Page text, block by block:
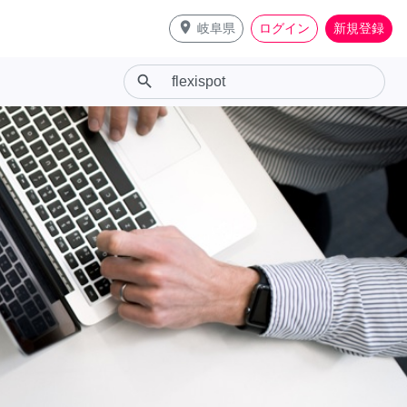
place 岐阜県 ログイン 新規登録
search